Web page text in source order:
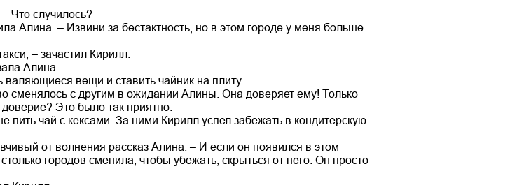
Что случилось?
Алина. – Извини за бестактность, но в этом городе у меня больше
– зачастил Кирилл.
Алина.
вещи и ставить чайник на плиту.
сменялось с другим в ожидании Алины. Она доверяет ему! Только
Это было так приятно.
пить чай с кексами. За ними Кирилл успел забежать в кондитерскую
от волнения рассказ Алина. – И если он появился в этом
городов сменила, чтобы убежать, скрыться от него. Он просто